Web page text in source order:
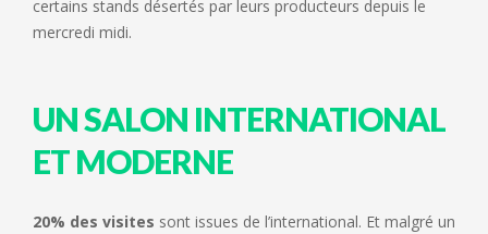
certains stands désertés par leurs producteurs depuis le
mercredi midi.
UN SALON INTERNATIONAL
ET MODERNE
20% des visites sont issues de l’international. Et malgré un